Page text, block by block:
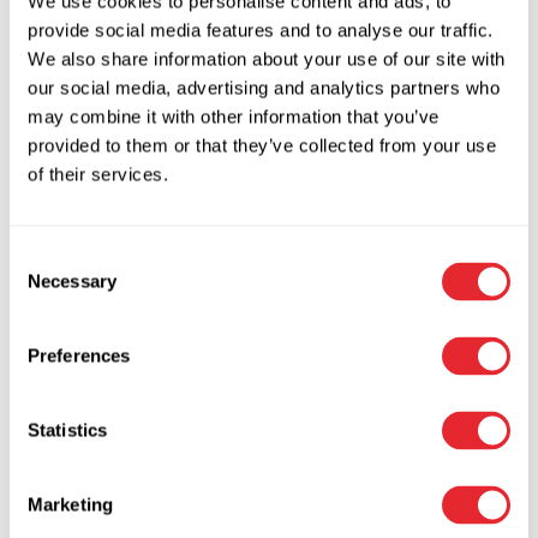
provide social media features and to analyse our traffic.
We also share information about your use of our site with
our social media, advertising and analytics partners who
may combine it with other information that you’ve
provided to them or that they’ve collected from your use
of their services.
Selection
Necessary
Preferences
Statistics
Marketing
på
varesiden
212,50 kr. inkl. moms
170,00kr. Ekskl. moms
Tilføj til kurv
Tilføj til Wishlist
Tilføj til Wishlist
høj bøjle (HB80)
168,00